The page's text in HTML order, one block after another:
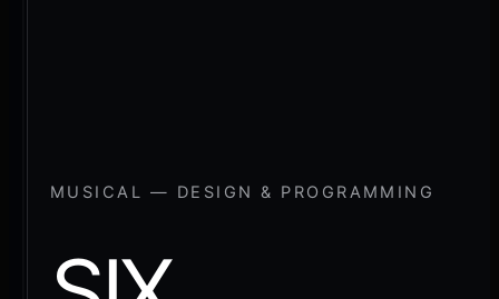
MUSICAL — DESIGN & PROGRAMMING